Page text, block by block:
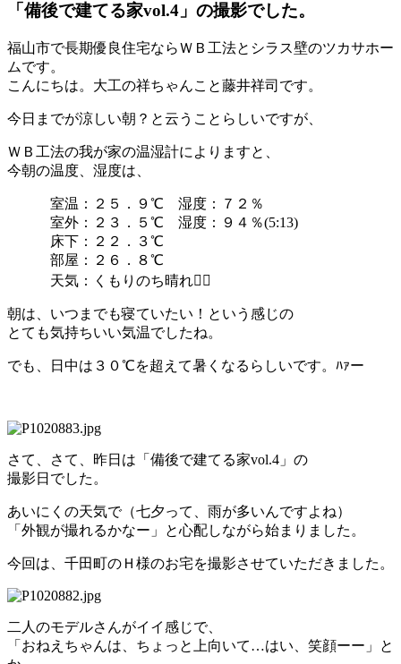
「備後で建てる家vol.4」の撮影でした。
福山市で長期優良住宅ならＷＢ工法とシラス壁のツカサホー
ムです。
こんにちは。大工の祥ちゃんこと藤井祥司です。
今日までが涼しい朝？と云うことらしいですが、
ＷＢ工法の我が家の温湿計によりますと、
今朝の温度、湿度は、
室温：２５．９℃ 湿度：７２％
室外：２３．５℃ 湿度：９４％(5:13)
床下：２２．３℃
部屋：２６．８℃
天気：くもりのち晴れ
朝は、いつまでも寝ていたい！という感じの
とても気持ちいい気温でしたね。
でも、日中は３０℃を超えて暑くなるらしいです。ﾊｧー
さて、さて、昨日は「備後で建てる家vol.4」の
撮影日でした。
あいにくの天気で（七夕って、雨が多いんですよね）
「外観が撮れるかなー」と心配しながら始まりました。
今回は、千田町のＨ様のお宅を撮影させていただきました。
二人のモデルさんがイイ感じで、
「おねえちゃんは、ちょっと上向いて…はい、笑顔ーー」と